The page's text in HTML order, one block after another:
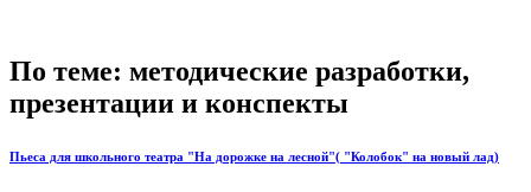
По теме: методические разработки,
презентации и конспекты
Пьеса для школьного театра "На дорожке на лесной"( "Колобок" на новый лад)